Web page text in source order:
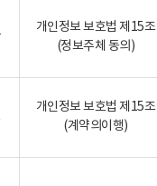
개인정보 보호법 제15조
(정보주체 동의)
개인정보 보호법 제15조
(계약의이행)